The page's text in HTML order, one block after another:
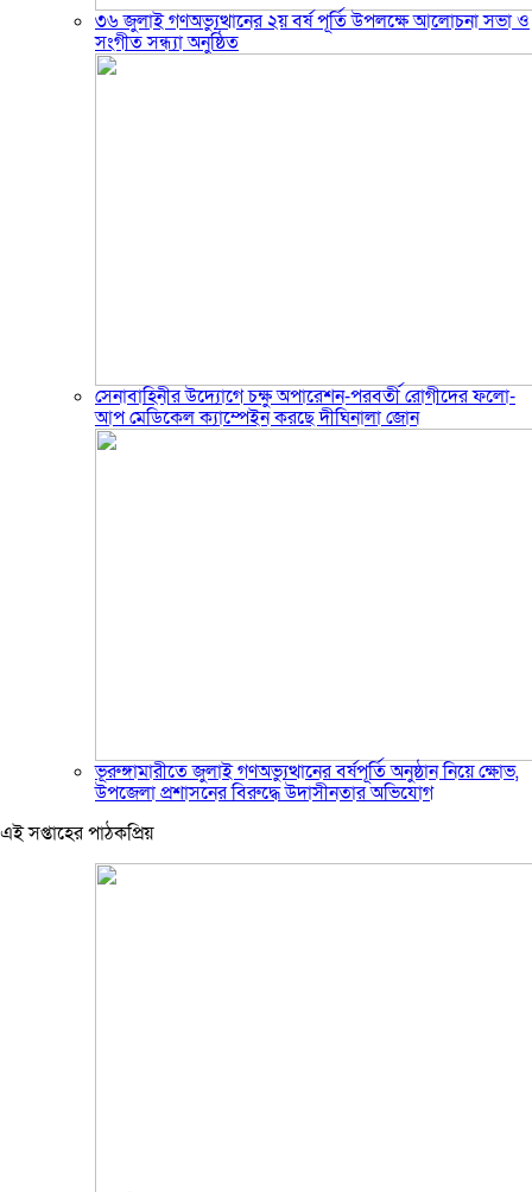
৩৬ জুলাই গণঅভ্যুত্থানের ২য় বর্ষ পূর্তি উপলক্ষে আলোচনা সভা ও
সংগীত সন্ধ্যা অনুষ্ঠিত
সেনাবাহিনীর উদ্যোগে চক্ষু অপারেশন-পরবর্তী রোগীদের ফলো-
আপ মেডিকেল ক্যাম্পেইন করছে দীঘিনালা জোন
ভূরুঙ্গামারীতে জুলাই গণঅভ্যুত্থানের বর্ষপূর্তি অনুষ্ঠান নিয়ে ক্ষোভ,
উপজেলা প্রশাসনের বিরুদ্ধে উদাসীনতার অভিযোগ
এই সপ্তাহের পাঠকপ্রিয়